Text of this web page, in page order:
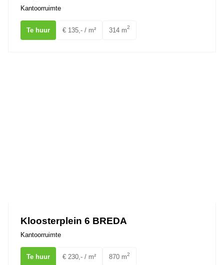
Kantoorruimte
Te huur € 135,- / m² 314 m2
Kloosterplein 6 BREDA
Kantoorruimte
Te huur € 230,- / m² 870 m2